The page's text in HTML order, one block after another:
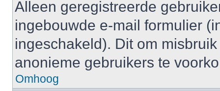
Alleen geregistreerde
ingebouwde e-mail formulier
ingeschakeld). Dit om
anonieme gebruikers te
Omhoog